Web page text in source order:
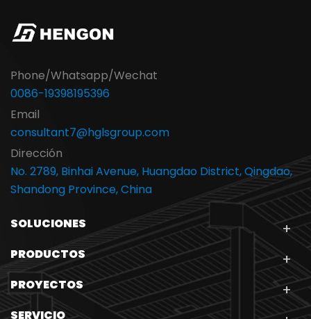
Phone/Whatsapp/Wechat
0086-19398195396
Email
consultant7@hglsgroup.com
Dirección
No. 2789, Binhai Avenue, Huangdao District, Qingdao,
Shandong Province, China
SOLUCIONES
PRODUCTOS
PROYECTOS